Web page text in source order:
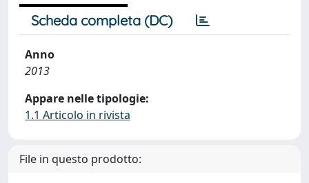
Scheda completa (DC)
Anno
2013
Appare nelle tipologie:
1.1 Articolo in rivista
File in questo prodotto: